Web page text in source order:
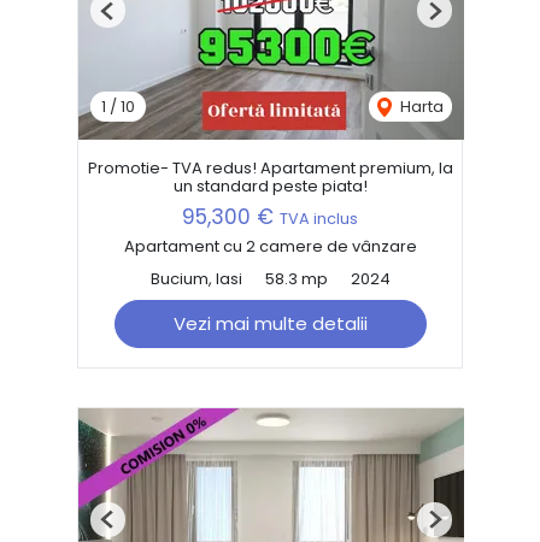
1 / 10 Harta
Previous Next
Promotie- TVA redus! Apartament premium, la
un standard peste piata!
95,300 € TVA inclus
Apartament cu 2 camere de vânzare
Bucium, Iasi
58.3 mp 2024
Vezi mai multe detalii
Previous Next